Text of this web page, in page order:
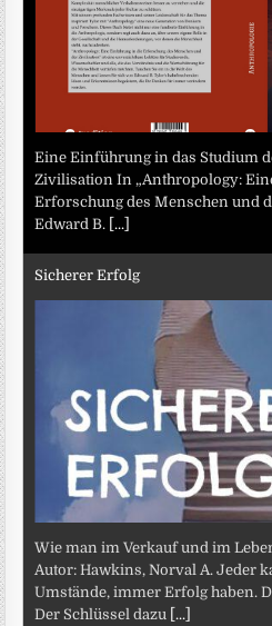
Eine Einführung in das Studium
Zivilisation In „Anthropology:
Erforschung des Menschen und
Edward B. [...]
Sicherer Erfolg
Wie man im Verkauf und im
Autor: Hawkins, Norval A. Jeder
Umstände, immer Erfolg haben.
Der Schlüssel dazu [...]